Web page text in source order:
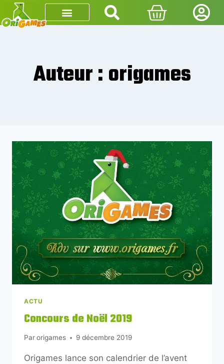
Auteur : origames
ACTU
Concours de Noël 2019
Parorigames 9 décembre 2019
Origames lance son calendrier de l’avent